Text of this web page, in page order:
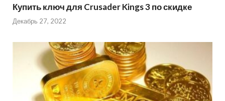
Купить ключ для Crusader Kings 3 по скидке
Декабрь 27, 2022